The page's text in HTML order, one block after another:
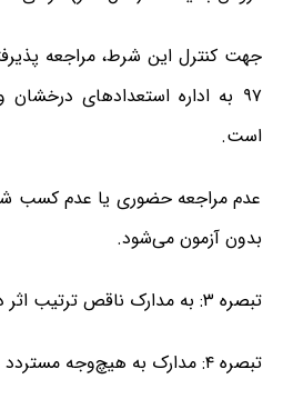
جهت کنترل این شرط، مراجعه
۹۷ به اداره استعدادهای درخشان
است.
عدم مراجعه حضوری یا عدم کسب
بدون آزمون می­‌شود.
تبصره ۳: به مدارک ناقص ترتیب اثر داده نمی­‌شود.
تبصره ۴: مدارک به هیچ‌وجه مستردد نمی­‌گردد.